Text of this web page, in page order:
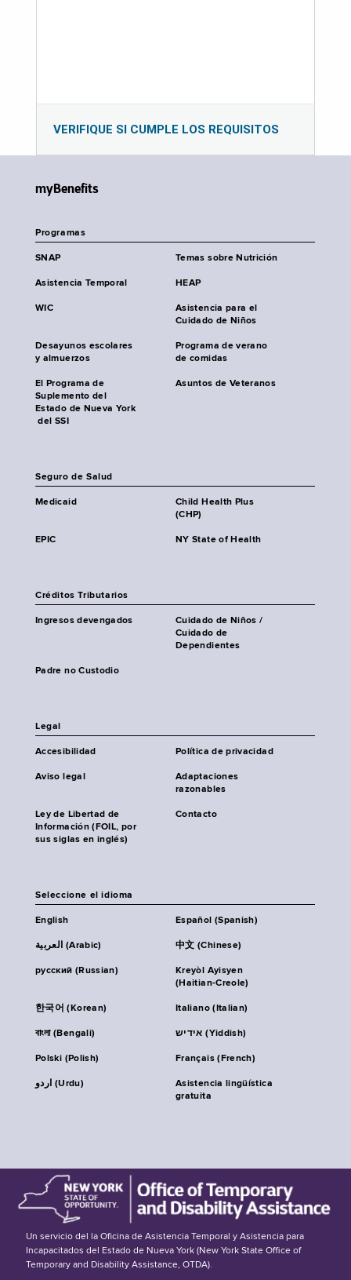
VERIFIQUE SI CUMPLE LOS REQUISITOS
myBenefits
Programas
SNAP Temas sobre Nutrición
Asistencia Temporal HEAP
WIC
Asistencia para el
Cuidado de Niños
Desayunos escolares
y almuerzos
Programa de verano
de comidas
El Programa de
Suplemento del
Estado de Nueva York
del SSI
Asuntos de Veteranos
Seguro de Salud
Medicaid
Child Health Plus
(CHP)
EPIC NY State of Health
Créditos Tributarios
Ingresos devengados
Cuidado de Niños /
Cuidado de
Dependientes
Padre no Custodio
Legal
Accesibilidad Política de privacidad
Aviso legal
Adaptaciones
razonables
Ley de Libertad de
Información (FOIL, por
sus siglas en inglés)
Contacto
Seleccione el idioma
English Español (Spanish)
العربية (Arabic) 中文 (Chinese)
русский (Russian)
Kreyòl Ayisyen
(Haitian-Creole)
한국어 (Korean) Italiano (Italian)
বাংলা (Bengali) אידיש (Yiddish)
Polski (Polish) Français (French)
اردو (Urdu)
Asistencia lingüística
gratuita
Un servicio del la Oficina de Asistencia Temporal y Asistencia para
Incapacitados del Estado de Nueva York (New York State Office of
Temporary and Disability Assistance, OTDA).